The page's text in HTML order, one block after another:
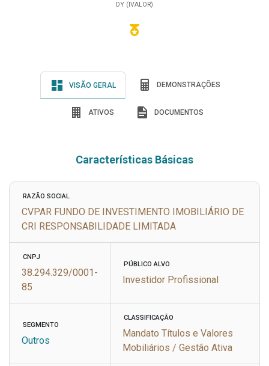
DY (IVALOR)
VISÃO GERAL DEMONSTRAÇÕES
ATIVOS DOCUMENTOS
Características Básicas
RAZÃO SOCIAL
CVPAR FUNDO DE INVESTIMENTO IMOBILIÁRIO DE
CRI RESPONSABILIDADE LIMITADA
CNPJ
38.294.329/0001-
85
PÚBLICO ALVO
Investidor Profissional
SEGMENTO
Outros
CLASSIFICAÇÃO
Mandato Títulos e Valores
Mobiliários / Gestão Ativa